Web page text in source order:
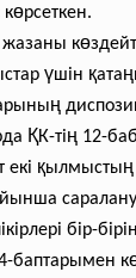
көрсеткен.
жазаны кө
үшін қатаң
ң
ҚК-тің 12-
екі қылмыстың
бір-
баптарымен к